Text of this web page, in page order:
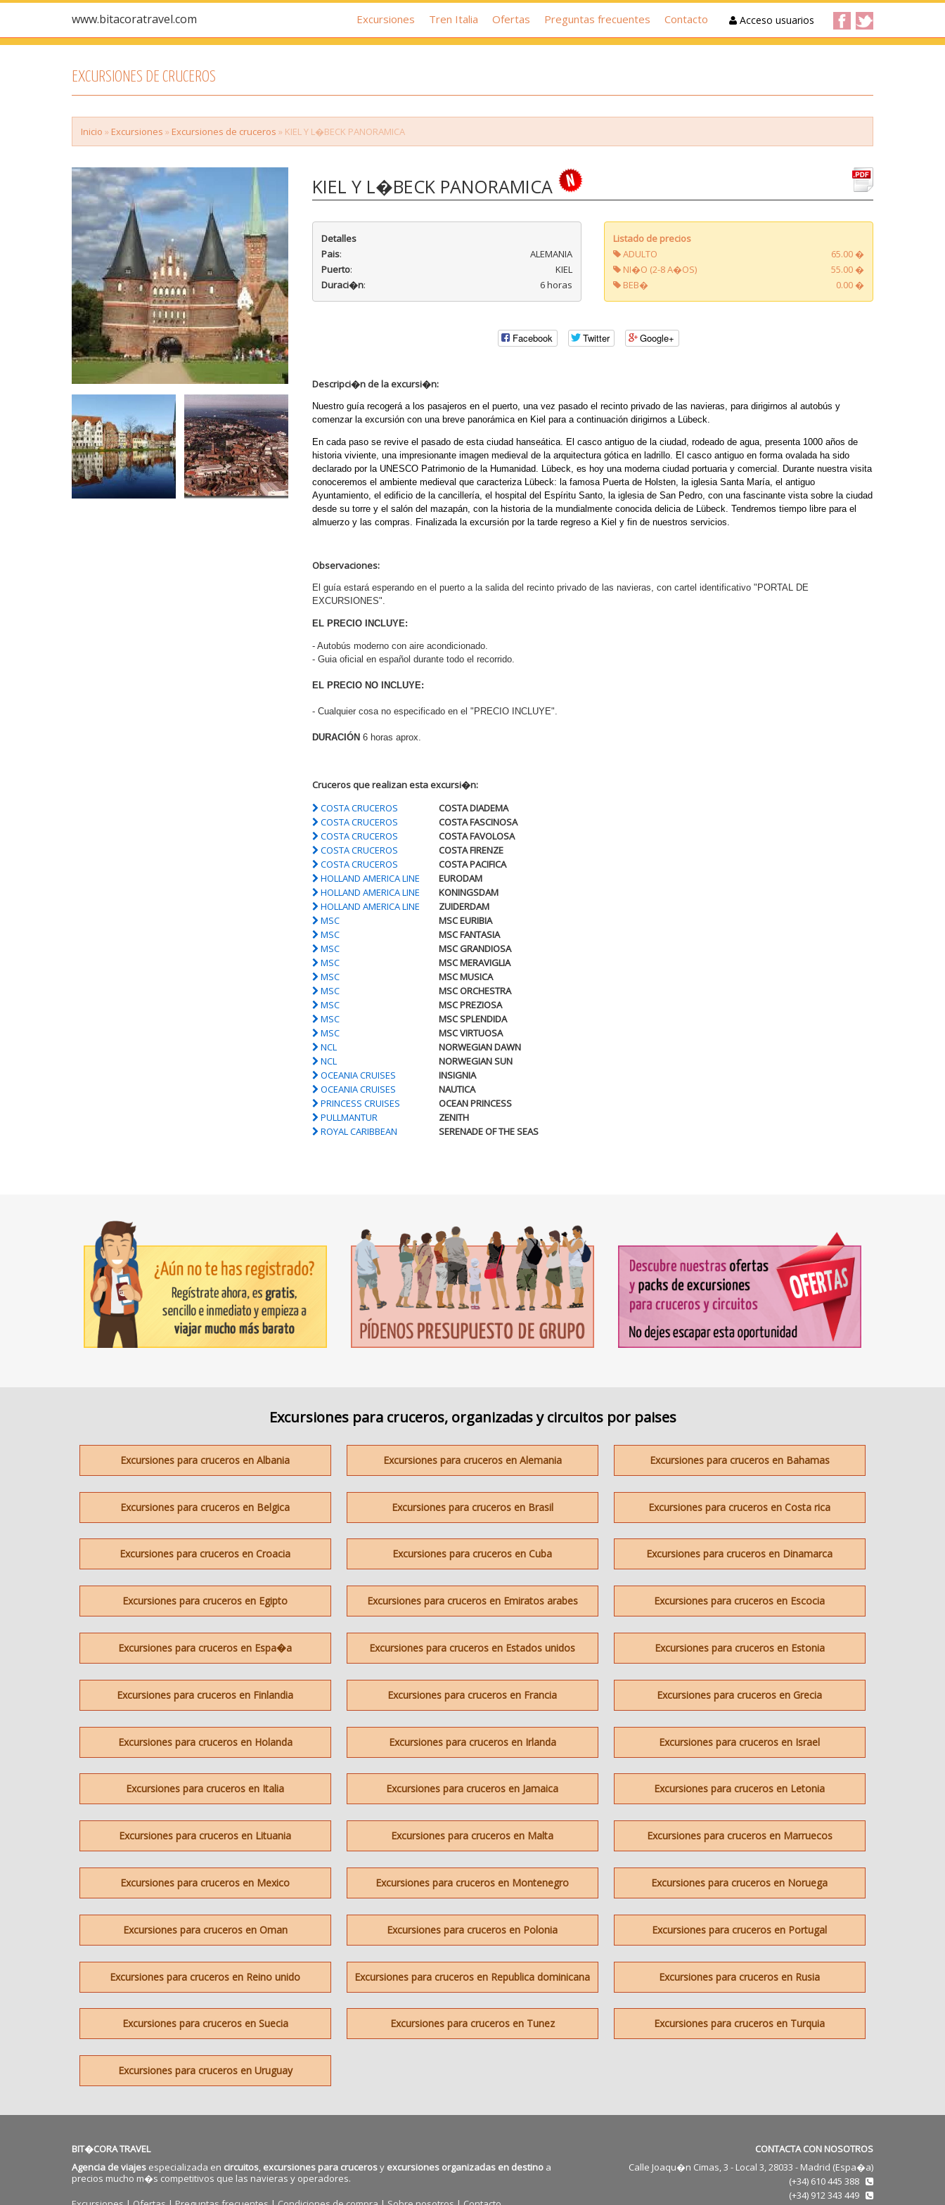
www.bitacoratravel.com Acceso usuarios
Excursiones Tren Italia Ofertas Preguntas frecuentes Contacto
EXCURSIONES DE CRUCEROS
Inicio » Excursiones » Excursiones de cruceros » KIEL Y L�BECK PANORAMICA
KIEL Y L�BECK PANORAMICA
Detalles
Pais:
ALEMANIA
Puerto:
KIEL
Duraci�n: 6 horas
Listado de precios
ADULTO
65.00 �
NI�O (2-8 A�OS)
55.00 �
BEB�
0.00 �
Facebook Twitter Google+
Descripci�n de la excursi�n:
Nuestro guía recogerá a los pasajeros en el puerto, una vez pasado el recinto privado de las navieras, para dirigirnos al autobús y
comenzar la excursión con una breve panorámica en Kiel para a continuación dirigirnos a Lübeck.
En cada paso se revive el pasado de esta ciudad hanseática. El casco antiguo de la ciudad, rodeado de agua, presenta 1000 años de
historia viviente, una impresionante imagen medieval de la arquitectura gótica en ladrillo. El casco antiguo en forma ovalada ha sido
declarado por la UNESCO Patrimonio de la Humanidad. Lübeck, es hoy una moderna ciudad portuaria y comercial. Durante nuestra visita
conoceremos el ambiente medieval que caracteriza Lübeck: la famosa Puerta de Holsten, la iglesia Santa María, el antiguo
Ayuntamiento, el edificio de la cancillería, el hospital del Espíritu Santo, la iglesia de San Pedro, con una fascinante vista sobre la ciudad
desde su torre y el salón del mazapán, con la historia de la mundialmente conocida delicia de Lübeck. Tendremos tiempo libre para el
almuerzo y las compras. Finalizada la excursión por la tarde regreso a Kiel y fin de nuestros servicios.
Observaciones:
El guía estará esperando en el puerto a la salida del recinto privado de las navieras, con cartel identificativo "PORTAL DE
EXCURSIONES".
EL PRECIO INCLUYE:
- Autobús moderno con aire acondicionado.
- Guia oficial en español durante todo el recorrido.
EL PRECIO NO INCLUYE:
- Cualquier cosa no especificado en el "PRECIO INCLUYE".
DURACIÓN 6 horas aprox.
Cruceros que realizan esta excursi�n:
COSTA CRUCEROS
COSTA DIADEMA
COSTA CRUCEROS
COSTA FASCINOSA
COSTA CRUCEROS
COSTA FAVOLOSA
COSTA CRUCEROS
COSTA FIRENZE
COSTA CRUCEROS
COSTA PACIFICA
HOLLAND AMERICA LINE
EURODAM
HOLLAND AMERICA LINE
KONINGSDAM
HOLLAND AMERICA LINE
ZUIDERDAM
MSC
MSC EURIBIA
MSC
MSC FANTASIA
MSC
MSC GRANDIOSA
MSC
MSC MERAVIGLIA
MSC
MSC MUSICA
MSC
MSC ORCHESTRA
MSC
MSC PREZIOSA
MSC
MSC SPLENDIDA
MSC
MSC VIRTUOSA
NCL
NORWEGIAN DAWN
NCL
NORWEGIAN SUN
OCEANIA CRUISES
INSIGNIA
OCEANIA CRUISES
NAUTICA
PRINCESS CRUISES
OCEAN PRINCESS
PULLMANTUR
ZENITH
ROYAL CARIBBEAN
SERENADE OF THE SEAS
Excursiones para cruceros, organizadas y circuitos por paises
Excursiones para cruceros en Albania Excursiones para cruceros en Alemania Excursiones para cruceros en Bahamas
Excursiones para cruceros en Belgica Excursiones para cruceros en Brasil Excursiones para cruceros en Costa rica
Excursiones para cruceros en Croacia Excursiones para cruceros en Cuba Excursiones para cruceros en Dinamarca
Excursiones para cruceros en Egipto Excursiones para cruceros en Emiratos arabes Excursiones para cruceros en Escocia
Excursiones para cruceros en Espa�a Excursiones para cruceros en Estados unidos Excursiones para cruceros en Estonia
Excursiones para cruceros en Finlandia Excursiones para cruceros en Francia Excursiones para cruceros en Grecia
Excursiones para cruceros en Holanda Excursiones para cruceros en Irlanda Excursiones para cruceros en Israel
Excursiones para cruceros en Italia Excursiones para cruceros en Jamaica Excursiones para cruceros en Letonia
Excursiones para cruceros en Lituania Excursiones para cruceros en Malta Excursiones para cruceros en Marruecos
Excursiones para cruceros en Mexico Excursiones para cruceros en Montenegro Excursiones para cruceros en Noruega
Excursiones para cruceros en Oman Excursiones para cruceros en Polonia Excursiones para cruceros en Portugal
Excursiones para cruceros en Reino unido Excursiones para cruceros en Republica dominicana Excursiones para cruceros en Rusia
Excursiones para cruceros en Suecia Excursiones para cruceros en Tunez Excursiones para cruceros en Turquia
Excursiones para cruceros en Uruguay
BIT�CORA TRAVEL
Agencia de viajes especializada en circuitos, excursiones para crucerosy excursiones organizadas en destino a
precios mucho m�s competitivos que las navieras y operadores.
CONTACTA CON NOSOTROS
Calle Joaqu�n Cimas, 3 - Local 3, 28033 - Madrid (Espa�a)
(+34) 610 445 388
(+34) 912 343 449